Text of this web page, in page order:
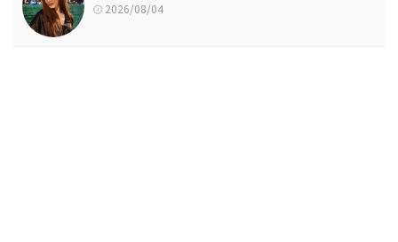
2026/08/04